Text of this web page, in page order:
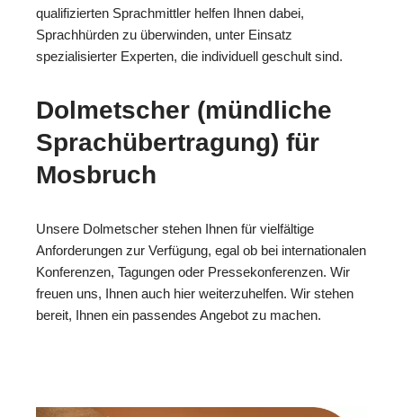
qualifizierten Sprachmittler helfen Ihnen dabei,
Sprachhürden zu überwinden, unter Einsatz
spezialisierter Experten, die individuell geschult sind.
Dolmetscher (mündliche
Sprachübertragung) für
Mosbruch
Unsere Dolmetscher stehen Ihnen für vielfältige
Anforderungen zur Verfügung, egal ob bei internationalen
Konferenzen, Tagungen oder Pressekonferenzen. Wir
freuen uns, Ihnen auch hier weiterzuhelfen. Wir stehen
bereit, Ihnen ein passendes Angebot zu machen.